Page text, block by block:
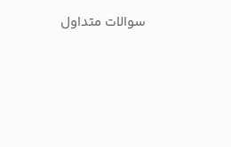
سوالات متداول